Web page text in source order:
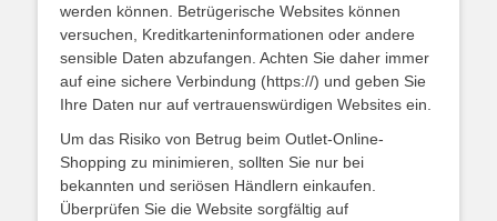
werden können. Betrügerische Websites können
versuchen, Kreditkarteninformationen oder andere
sensible Daten abzufangen. Achten Sie daher immer
auf eine sichere Verbindung (https://) und geben Sie
Ihre Daten nur auf vertrauenswürdigen Websites ein.
Um das Risiko von Betrug beim Outlet-Online-
Shopping zu minimieren, sollten Sie nur bei
bekannten und seriösen Händlern einkaufen.
Überprüfen Sie die Website sorgfältig auf